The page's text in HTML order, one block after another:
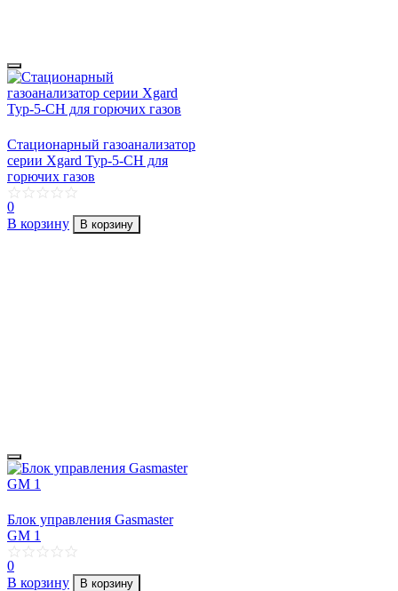
Стационарный газоанализатор
серии Xgard Typ-5-CH для
горючих газов
0
В корзину
В корзину
Блок управления Gasmaster
GM 1
0
В корзину
В корзину